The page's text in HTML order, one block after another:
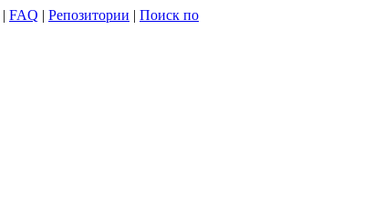
| FAQ | Репозитории | Поиск по